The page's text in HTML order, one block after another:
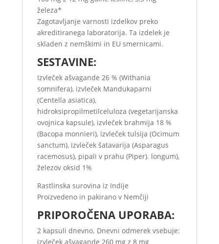
železa*
Zagotavljanje varnosti izdelkov preko
akreditiranega laboratorija. Ta izdelek je
skladen z nemškimi in EU smernicami.
SESTAVINE:
Izvleček ašvagande 26 % (Withania
somnifera), izvleček Mandukaparni
(Centella asiatica),
hidroksipropilmetilceluloza (vegetarijanska
ovojnica kapsule), izvleček brahmija 18 %
(Bacopa monnieri), izvleček tulsija (Ocimum
sanctum), izvleček šatavarija (Asparagus
racemosus), pipali v prahu (Piper). longum),
železov oksid 1%
Rastlinska surovina iz Indije
Proizvedeno in pakirano v Nemčiji
PRIPOROČENA UPORABA:
2 kapsuli dnevno. Dnevni odmerek vsebuje:
izvleček ašvagande 260 mg z 8 mg